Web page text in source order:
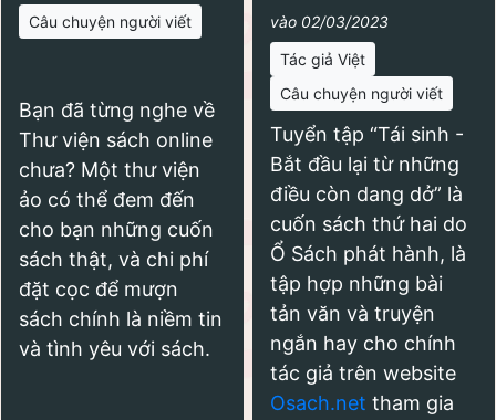
Câu chuyện người viết
Bạn đã từng nghe về
Thư viện sách online
chưa? Một thư viện
ảo có thể đem đến
cho bạn những cuốn
sách thật, và chi phí
đặt cọc để mượn
sách chính là niềm tin
và tình yêu với sách.
vào 02/03/2023
Tác giả Việt
Câu chuyện người viết
Tuyển tập “Tái sinh -
Bắt đầu lại từ những
điều còn dang dở” là
cuốn sách thứ hai do
Ổ Sách phát hành, là
tập hợp những bài
tản văn và truyện
ngắn hay cho chính
tác giả trên website
Osach.net tham gia